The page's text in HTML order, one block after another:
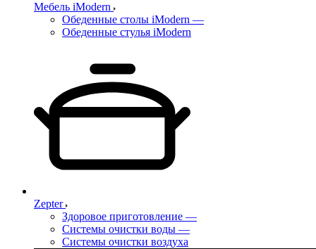
Мебель iModern
Обеденные столы iModern —
Обеденные стулья iModern
Zepter
Здоровое приготовление —
Системы очистки воды —
Системы очистки воздуха